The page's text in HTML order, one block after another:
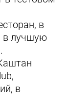
в
в лучшую
в